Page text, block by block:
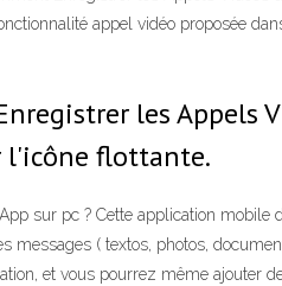
appel vidéo proposée
les Appels
l'icône flottante.
sur pc ? Cette application
messages ( textos, photos,
et vous pourrez même ajouter